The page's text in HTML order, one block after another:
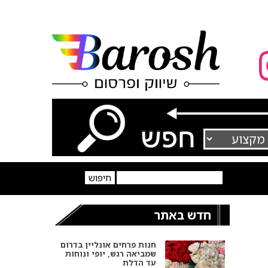
חדש באתר
חנות פרחים אונליין בדרום
שמביאה רגש, יופי ונוחות
עד הדלת